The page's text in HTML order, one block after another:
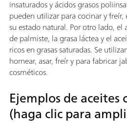
insaturados y ácidos grasos
pueden utilizar para cocinar y
su estado natural. Por otro lado, el
de palmiste, la grasa láctea y el
ricos en grasas saturadas. Se
hornear, asar, freír y para fabricar
cosméticos.
Ejemplos de aceites
(haga clic para